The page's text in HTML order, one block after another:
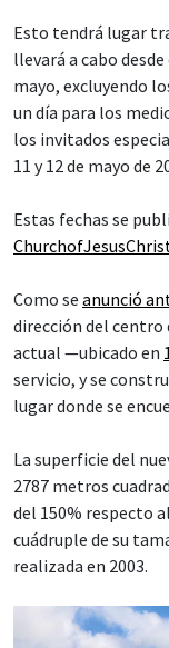
Esto tendrá lugar
llevará a cabo
mayo, excluyendo
un día para los
los invitados
11 y 12 de mayo de
Estas fechas se
Como se anunció
dirección del centro
actual —ubicado en
servicio, y se
lugar donde se
La superficie del
2787 metros
del 150% respecto
cuádruple de su
realizada en 2003.